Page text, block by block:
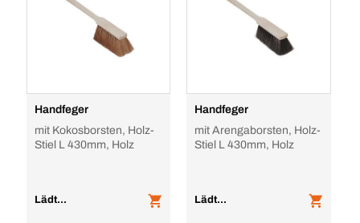
Handfeger
mit Kokosborsten, Holz-
Stiel L 430mm, Holz
Lädt...
Handfeger
mit Arengaborsten, Holz-
Stiel L 430mm, Holz
Lädt...